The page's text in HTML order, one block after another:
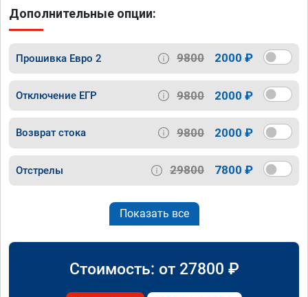
Дополнительные опции:
Прошивка Евро 2 9800 2000 ₽
Отключение ЕГР 9800 2000 ₽
Возврат стока 9800 2000 ₽
Отстрелы 29800 7800 ₽
Показать все
Стоимость: от 27800 ₽